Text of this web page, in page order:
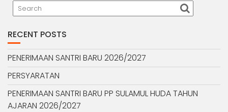
RECENT POSTS
PENERIMAAN SANTRI BARU 2026/2027
PERSYARATAN
PENERIMAAN SANTRI BARU PP SULAMUL HUDA TAHUN
AJARAN 2026/2027